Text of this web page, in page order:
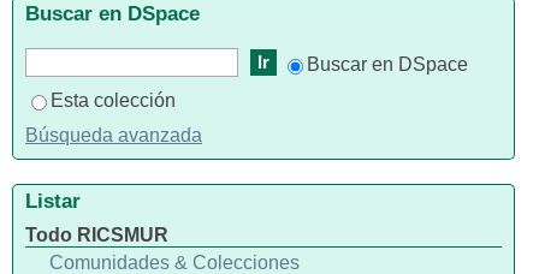
Buscar en DSpace
Buscar en DSpace
Esta colección
Búsqueda avanzada
Listar
Todo RICSMUR
Comunidades & Colecciones